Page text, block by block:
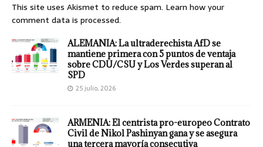
This site uses Akismet to reduce spam. Learn how your
comment data is processed.
ALEMANIA: La ultraderechista AfD se
mantiene primera con 5 puntos de ventaja
sobre CDU/CSU y Los Verdes superan al
SPD
25 julio, 2026
ARMENIA: El centrista pro-europeo Contrato
Civil de Nikol Pashinyan gana y se asegura
una tercera mayoría consecutiva